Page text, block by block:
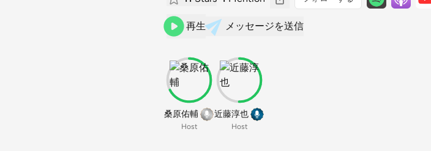
再生 メッセージを送信
桑原佑輔
Host
近藤淳也
Host